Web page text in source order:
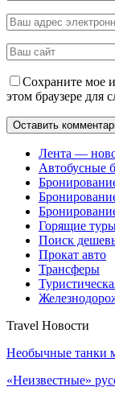
Сохраните мое
этом браузере для
Лента —
Автобусные
Горящие
Поиск
Прокат авто
Трансферы
Travel Новости
Необычные танки
«Неизвестные»